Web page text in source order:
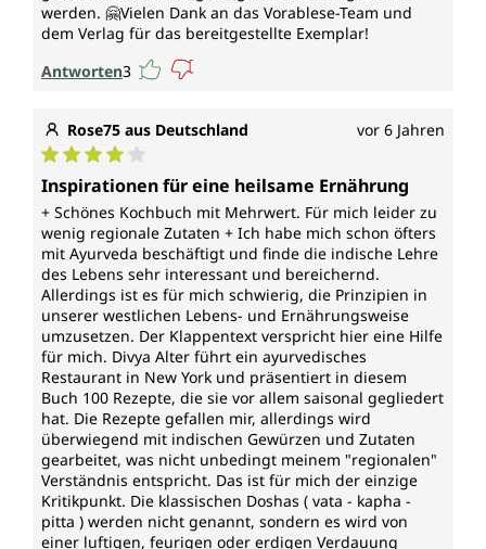
werden. 🤗Vielen Dank an das Vorablese-Team und
dem Verlag für das bereitgestellte Exemplar!
Antworten3
Rose75 aus Deutschland vor 6 Jahren
Durchschnittliche Bewertung von 4 von 5 Sternen
Inspirationen für eine heilsame Ernährung
+ Schönes Kochbuch mit Mehrwert. Für mich leider zu
wenig regionale Zutaten + Ich habe mich schon öfters
mit Ayurveda beschäftigt und finde die indische Lehre
des Lebens sehr interessant und bereichernd.
Allerdings ist es für mich schwierig, die Prinzipien in
unserer westlichen Lebens- und Ernährungsweise
umzusetzen. Der Klappentext verspricht hier eine Hilfe
für mich. Divya Alter führt ein ayurvedisches
Restaurant in New York und präsentiert in diesem
Buch 100 Rezepte, die sie vor allem saisonal gegliedert
hat. Die Rezepte gefallen mir, allerdings wird
überwiegend mit indischen Gewürzen und Zutaten
gearbeitet, was nicht unbedingt meinem "regionalen"
Verständnis entspricht. Das ist für mich der einzige
Kritikpunkt. Die klassischen Doshas ( vata - kapha -
pitta ) werden nicht genannt, sondern es wird von
einer luftigen, feurigen oder erdigen Verdauung